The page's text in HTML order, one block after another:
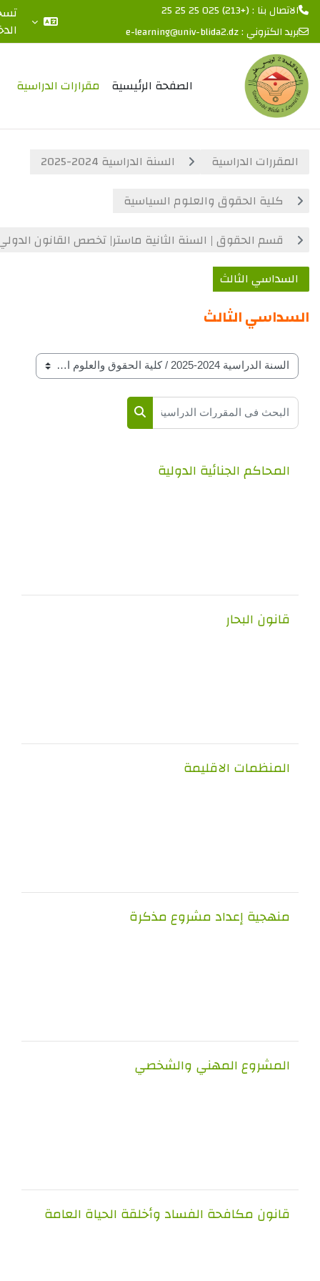
المحتوى الرئيسي
(+213) 025 25 25 25
:
e-learning@univ-blida2.dz
تسجيل
الدخول
الصفحة الرئيسية مقرارات الدراسية
الدراسية
السنة الدراسية 2024-2025
الحقوق والعلوم السياسية
الحقوق | السنة الثانية ماستر| تخصص القانون الدولي العام
الثالث
الثالث
المقرارات حسب السنة الدراسة
في المقررات الدراسية
البحث في المقررات الدراسية
الجنائية الدولية
البحار
الاقليمة
إعداد مشروع مذكرة
المهني والشخصي
مكافحة الفساد وأخلقة الحياة العامة